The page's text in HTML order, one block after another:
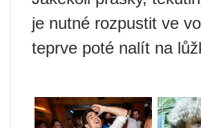
je nutné rozpustit ve
teprve poté nalít na